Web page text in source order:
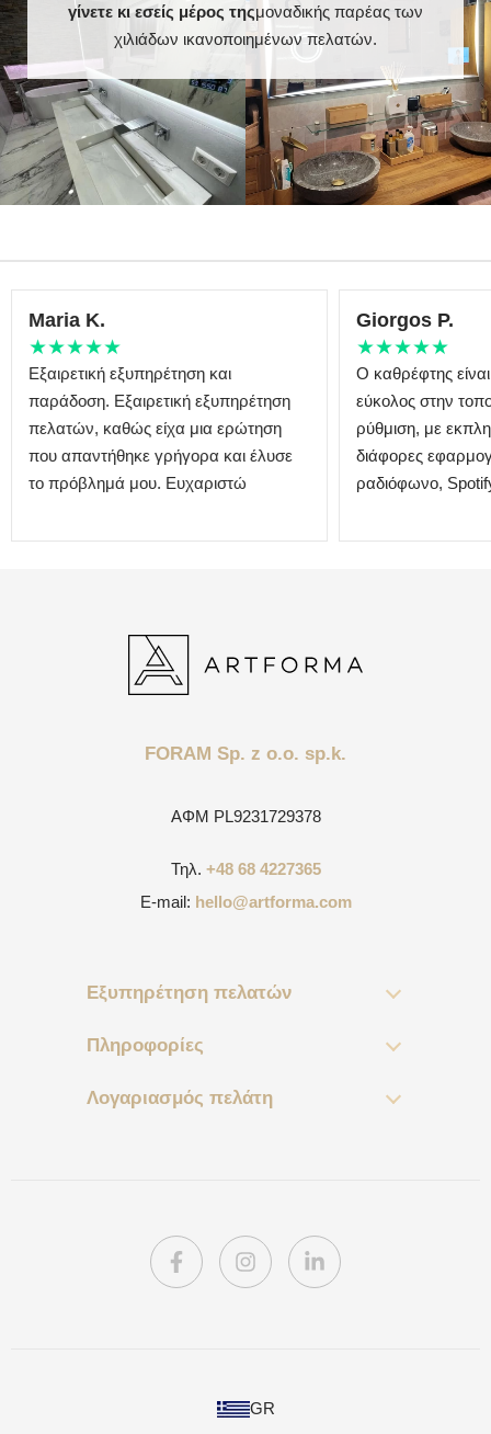
γίνετε κι εσείς μέρος τηςμοναδικής παρέας των
χιλιάδων ικανοποιημένων πελατών.
Maria K.
★★★★★
Εξαιρετική εξυπηρέτηση και
παράδοση. Εξαιρετική εξυπηρέτηση
πελατών, καθώς είχα μια ερώτηση
που απαντήθηκε γρήγορα και έλυσε
το πρόβλημά μου. Ευχαριστώ
Giorgos P.
★★★★★
Ο καθρέφτης
εύκολος στην
ρύθμιση, με
διάφορες
ραδιόφωνο,
FORAM Sp. z o.o. sp.k.
ΑΦΜ PL9231729378
Τηλ. +48 68 4227365
E-mail: hello@artforma.com
Εξυπηρέτηση πελατών
Πληροφορίες
Λογαριασμός πελάτη
GR